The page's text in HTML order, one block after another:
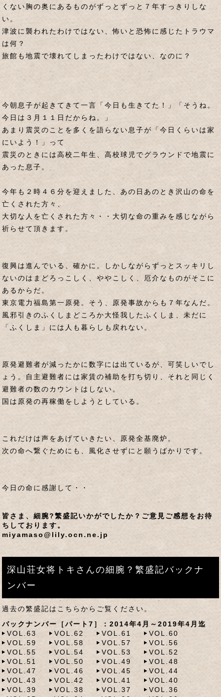
くない胸の奥にあるものがずっとずっと７年すっきりしな
い。
津波に襲われたわけではない、怖いと恐怖に感じたトラウマ
は何？
旅館も地震で壊れてしまったわけではない、なのに？
今朝息子が起きてきて一言「今日も生きてた！」「そうね。
今日は３月１１日だからね。」
あまり震災のことを多くを語らない息子が「今日くらいは家
にいよう！」って
震災のときには高校二年生、高校球児でグラウンドで地震に
あった息子。
今年も２時４６分を迎えました、あの日あのとき沢山の命を
亡くされた方々、
大切な人を亡くされた方々・・大切な命の重みを感じながら
祈らせて頂きます。
復興は進んでいる、確かに。しかしながらずっとスッキリし
ないのはまどろっこしく、ややこしく、厄介なものがそこに
あるからだ。
東京電力福島第一原発。そう、原発事故からも７年なんだ。
風邪引きのふくしまどころか大怪我したふくしま、未だに
「ふくしま」には人も暮らしも戻れない。
原発避難者が減ったかに数字には出ているが、可笑しいでし
ょう。自主避難者には家賃の補助を打ち切り、それと同じく
避難者の数のカウントはしない。
国は原発の再稼働をしようとしている。
これだけは声をあげていきたい、原発全基廃炉。
次の命へ繋ぐためにも、風化させずにと願うばかりです。
今日の命に感謝して・・
皆さま、細腕?繁盛記いかがでしたか？ご意見ご感想をお待
ちしております。
miyamaso@lily.ocn.ne.jp
深山荘女将トキさんの細腕？繁盛記バックナ
ンバー
過去の繁盛記はこちらからご覧ください。
バックナンバー［パート7］：2014年4月～2019年4月迄
VOL.63
VOL.62 VOL.61
VOL.60
VOL.59
VOL.58 VOL.57
VOL.56
VOL.55
VOL.54 VOL.53
VOL.52
VOL.51
VOL.50 VOL.49
VOL.48
VOL.47
VOL.46 VOL.45
VOL.44
VOL.43
VOL.42 VOL.41
VOL.40
VOL.39
VOL.38 VOL.37
VOL.36